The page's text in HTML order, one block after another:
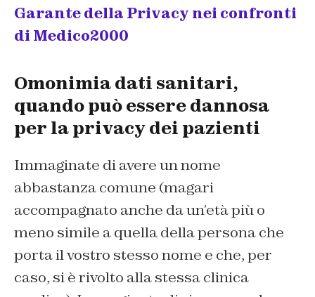
Garante della Privacy nei confronti
di Medico2000
Omonimia dati sanitari,
quando può essere dannosa
per la privacy dei pazienti
Immaginate di avere un nome
abbastanza comune (magari
accompagnato anche da un’età più o
meno simile a quella della persona che
porta il vostro stesso nome e che, per
caso, si è rivolto alla stessa clinica